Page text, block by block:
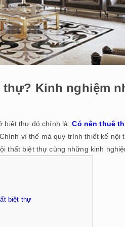
Kinh nghiệm
biệt thự đó chính là:Có nên thuê
vì thế mà quy trình thiết kế nội
thất biệt thự cùng những kinh
biệt thự